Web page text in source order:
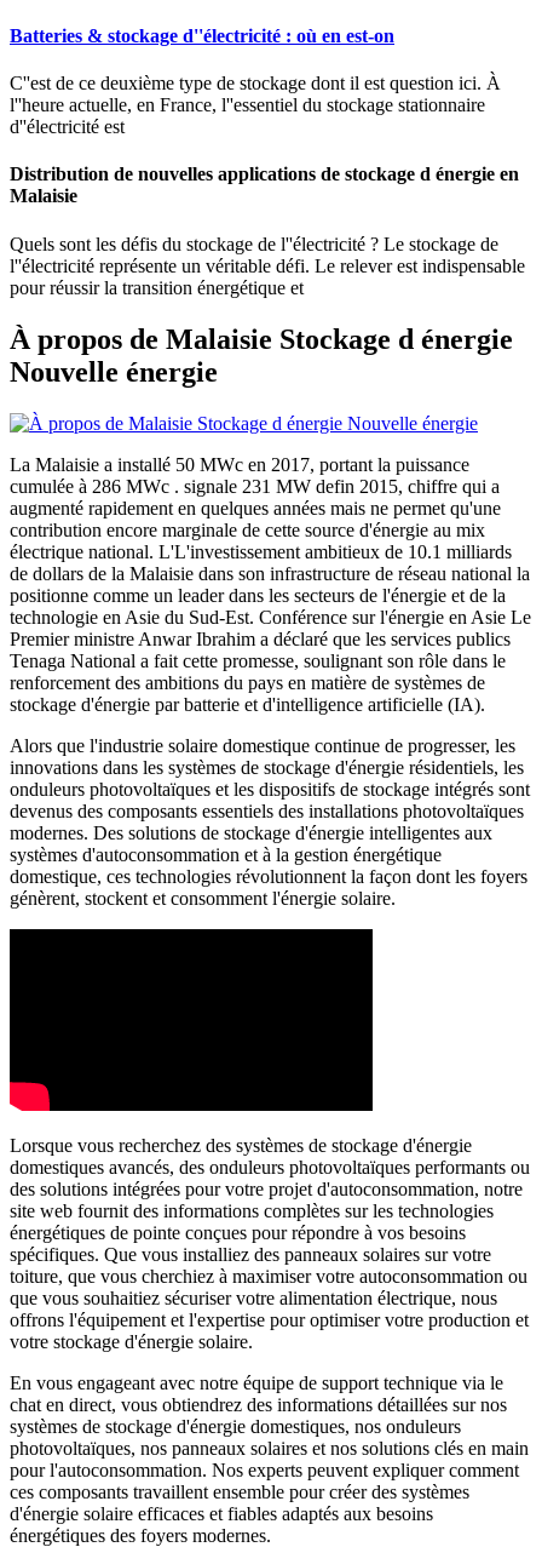
Batteries & stockage d''électricité : où en est-on
C''est de ce deuxième type de stockage dont il est question ici. À
l''heure actuelle, en France, l''essentiel du stockage stationnaire
d''électricité est
Distribution de nouvelles applications de stockage d énergie en
Malaisie
Quels sont les défis du stockage de l''électricité ? Le stockage de
l''électricité représente un véritable défi. Le relever est indispensable
pour réussir la transition énergétique et
À propos de Malaisie Stockage d énergie
Nouvelle énergie
La Malaisie a installé 50 MWc en 2017, portant la puissance
cumulée à 286 MWc . signale 231 MW defin 2015, chiffre qui a
augmenté rapidement en quelques années mais ne permet qu'une
contribution encore marginale de cette source d'énergie au mix
électrique national. L'L'investissement ambitieux de 10.1 milliards
de dollars de la Malaisie dans son infrastructure de réseau national la
positionne comme un leader dans les secteurs de l'énergie et de la
technologie en Asie du Sud-Est. Conférence sur l'énergie en Asie Le
Premier ministre Anwar Ibrahim a déclaré que les services publics
Tenaga National a fait cette promesse, soulignant son rôle dans le
renforcement des ambitions du pays en matière de systèmes de
stockage d'énergie par batterie et d'intelligence artificielle (IA).
Alors que l'industrie solaire domestique continue de progresser, les
innovations dans les systèmes de stockage d'énergie résidentiels, les
onduleurs photovoltaïques et les dispositifs de stockage intégrés sont
devenus des composants essentiels des installations photovoltaïques
modernes. Des solutions de stockage d'énergie intelligentes aux
systèmes d'autoconsommation et à la gestion énergétique
domestique, ces technologies révolutionnent la façon dont les foyers
génèrent, stockent et consomment l'énergie solaire.
Lorsque vous recherchez des systèmes de stockage d'énergie
domestiques avancés, des onduleurs photovoltaïques performants ou
des solutions intégrées pour votre projet d'autoconsommation, notre
site web fournit des informations complètes sur les technologies
énergétiques de pointe conçues pour répondre à vos besoins
spécifiques. Que vous installiez des panneaux solaires sur votre
toiture, que vous cherchiez à maximiser votre autoconsommation ou
que vous souhaitiez sécuriser votre alimentation électrique, nous
offrons l'équipement et l'expertise pour optimiser votre production et
votre stockage d'énergie solaire.
En vous engageant avec notre équipe de support technique via le
chat en direct, vous obtiendrez des informations détaillées sur nos
systèmes de stockage d'énergie domestiques, nos onduleurs
photovoltaïques, nos panneaux solaires et nos solutions clés en main
pour l'autoconsommation. Nos experts peuvent expliquer comment
ces composants travaillent ensemble pour créer des systèmes
d'énergie solaire efficaces et fiables adaptés aux besoins
énergétiques des foyers modernes.